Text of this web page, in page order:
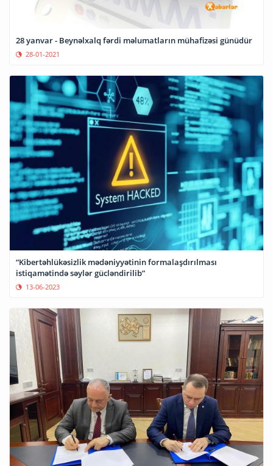
28 yanvar - Beynəlxalq fərdi məlumatların mühafizəsi günüdür
28-01-2021
“Kibertəhlükəsizlik mədəniyyətinin formalaşdırılması
istiqamətində səylər gücləndirilib”
13-06-2023